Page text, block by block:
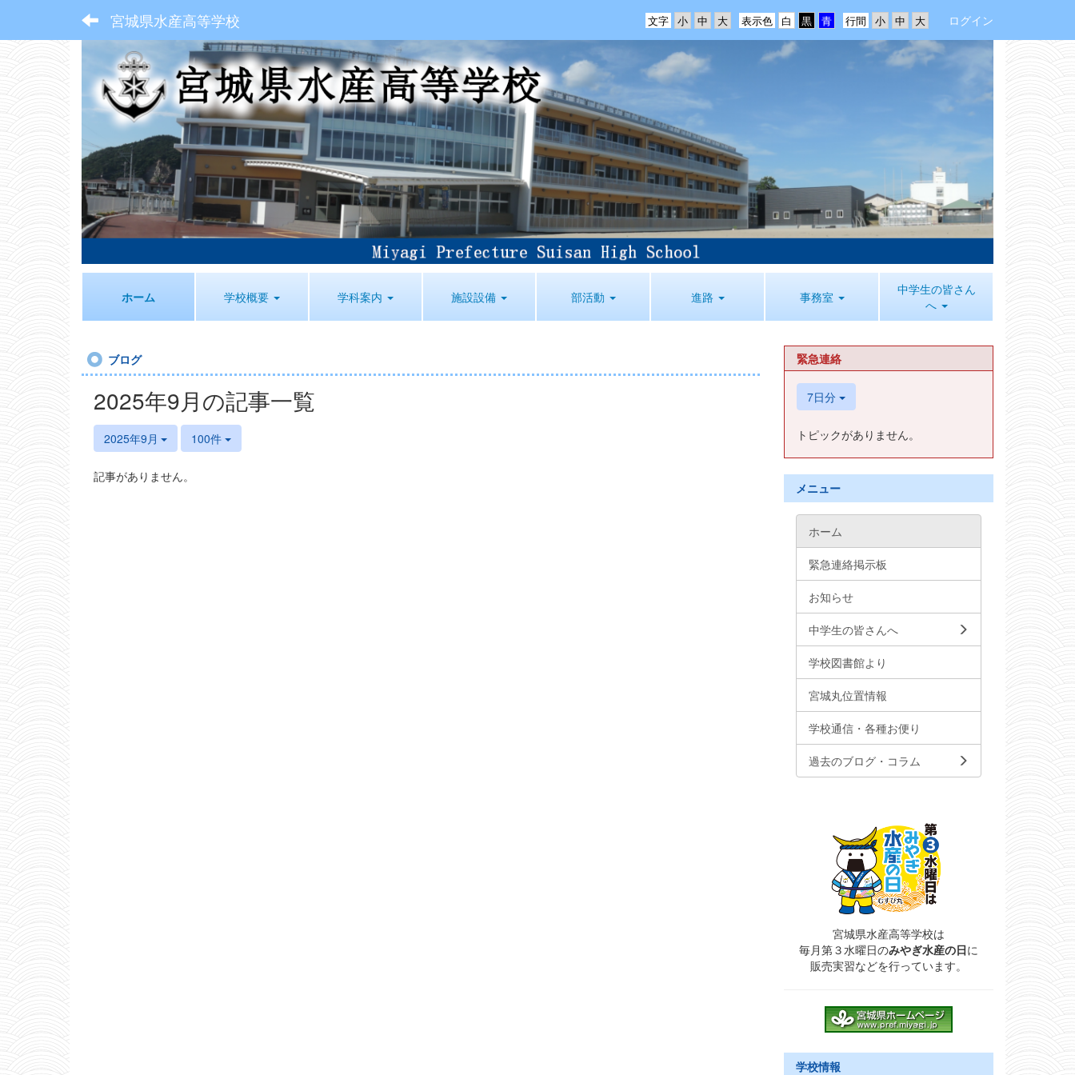
宮城県水産高等学校 行間
表示色
文字 ログイン
ホーム 学校概要 学科案内 施設設備 部活動 進路 事務室
中学生の皆さん
へ
ブログ
2025年9月の記事一覧
2025年9月 100件
記事がありません。
緊急連絡
7日分
トピックがありません。
メニュー
ホーム
緊急連絡掲示板
お知らせ
中学生の皆さんへ
学校図書館より
宮城丸位置情報
学校通信・各種お便り
過去のブログ・コラム
宮城県水産高等学校は
毎月第３水曜日のみやぎ水産の日に
販売実習などを行っています。
学校情報